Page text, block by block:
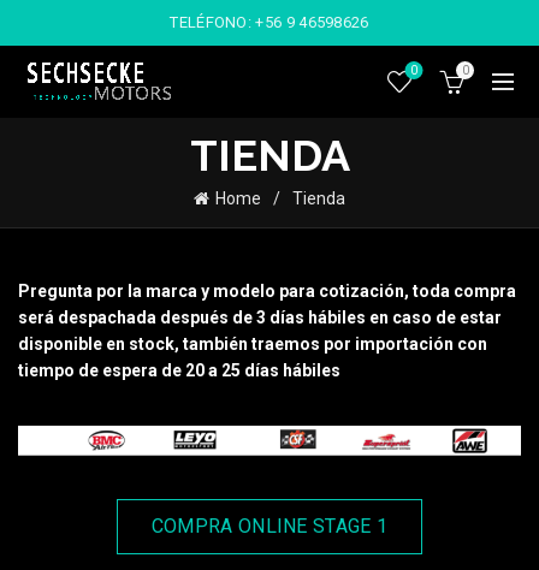
TELÉFONO:+56 9 46598626
0 0
TIENDA
Home Tienda
Pregunta por la marca y modelo para cotización, toda compra
será despachada después de 3 días hábiles en caso de estar
disponible en stock, también traemos por importación con
tiempo de espera de 20 a 25 días hábiles
COMPRA ONLINE STAGE 1